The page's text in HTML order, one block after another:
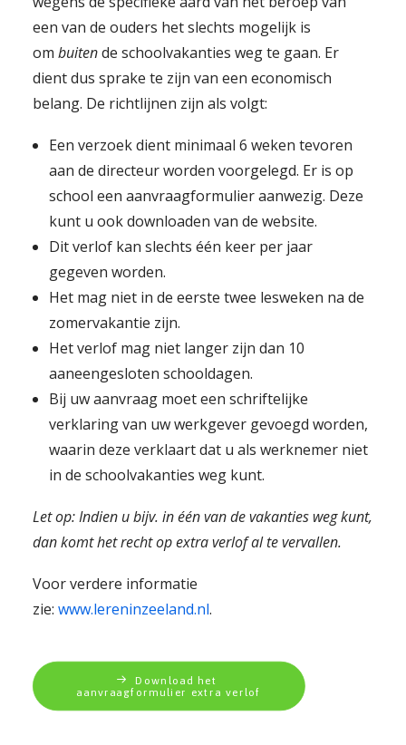
een van de ouders het slechts mogelijk is
om buitende schoolvakanties weg te gaan. Er
dient dus sprake te zijn van een economisch
belang. De richtlijnen zijn als volgt:
Een verzoek dient minimaal 6 weken tevoren
aan de directeur worden voorgelegd. Er is op
school een aanvraagformulier aanwezig. Deze
kunt u ook downloaden van de website.
Dit verlof kan slechts één keer per jaar
gegeven worden.
Het mag niet in de eerste twee lesweken na de
zomervakantie zijn.
Het verlof mag niet langer zijn dan 10
aaneengesloten schooldagen.
Bij uw aanvraag moet een schriftelijke
verklaring van uw werkgever gevoegd worden,
waarin deze verklaart dat u als werknemer niet
in de schoolvakanties weg kunt.
Let op: Indien u bijv. in één van de vakanties weg kunt,
dan komt het recht op extra verlof al te vervallen.
Voor verdere informatie
zie: www.lereninzeeland.nl.
Download het
aanvraagformulier extra verlof